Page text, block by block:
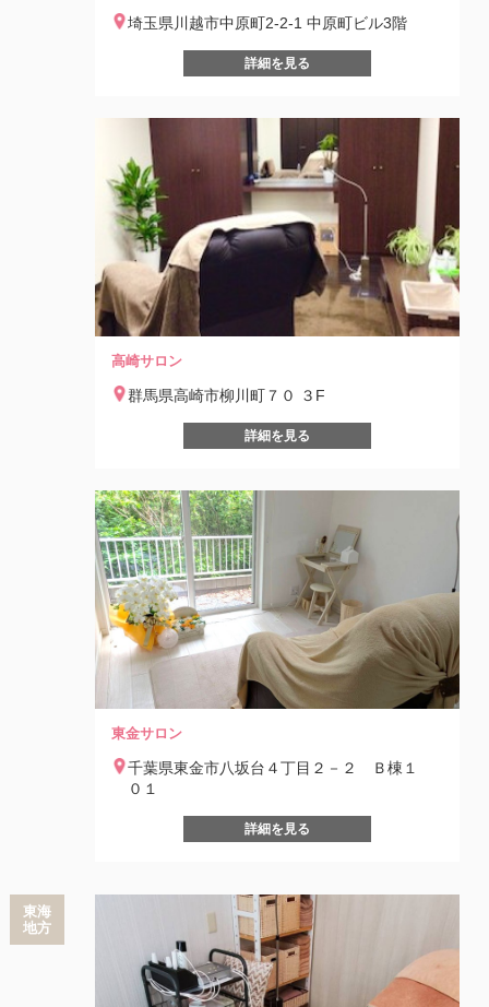
埼玉県川越市中原町2-2-1 中原町ビル3階
詳細を見る
高崎サロン
群馬県高崎市柳川町７０ ３F
詳細を見る
東金サロン
千葉県東金市八坂台４丁目２－２ Ｂ棟１
０１
詳細を見る
東海
地方